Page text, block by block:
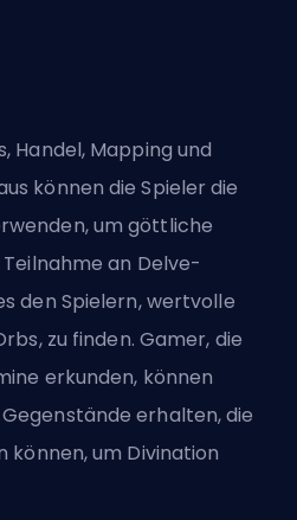
Handel, Mapping und
können die Spieler die
um göttliche
an Delve-
den Spielern, wertvolle
, zu finden. Gamer, die
erkunden, können
erhalten, die
können, um Divination